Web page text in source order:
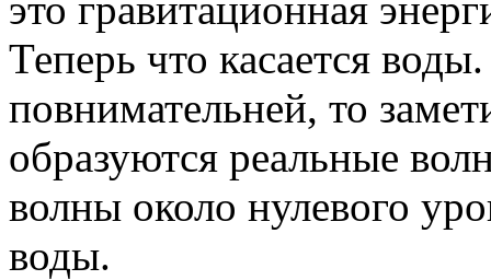
Теперь что касается
повнимательней, то
образуются реальные
волны около нулевого
воды.